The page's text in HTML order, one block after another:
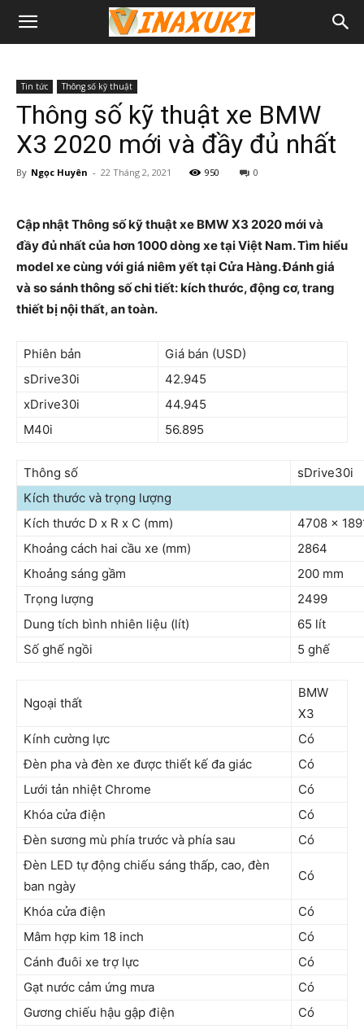
Tin tức Thông số kỹ thuật
Thông số kỹ thuật xe BMW
X3 2020 mới và đầy đủ nhất
By Ngọc Huyên - 22 Tháng 2, 2021 950 0
Cập nhật Thông số kỹ thuật xe BMW X3 2020 mới và
đầy đủ nhất của hơn 1000 dòng xe tại Việt Nam. Tìm hiểu
model xe cùng với giá niêm yết tại Cửa Hàng. Đánh giá
và so sánh thông số chi tiết: kích thước, động cơ, trang
thiết bị nội thất, an toàn.
Phiên bản
Giá bán (USD)
sDrive30i
42.945
xDrive30i
44.945
M40i
56.895
Thông số
sDrive30i
Kích thước và trọng lượng
Kích thước D x R x C (mm)
4708 x
Khoảng cách hai cầu xe (mm)
2864
Khoảng sáng gầm
200 mm
Trọng lượng
2499
Dung tích bình nhiên liệu (lít)
65 lít
Số ghế ngồi
5 ghế
Ngoại thất
BMW
X3
Kính cường lực
Có
Đèn pha và đèn xe được thiết kế đa giác
Có
Lưới tản nhiệt Chrome
Có
Khóa cửa điện
Có
Đèn sương mù phía trước và phía sau
Có
Đèn LED tự động chiếu sáng thấp, cao, đèn
ban ngày
Có
Khóa cửa điện
Có
Mâm hợp kim 18 inch
Có
Cánh đuôi xe trợ lực
Có
Gạt nước cảm ứng mưa
Có
Gương chiếu hậu gập điện
Có